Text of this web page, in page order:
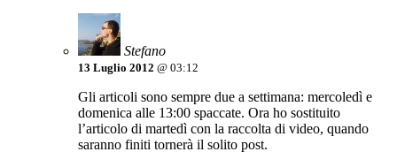
Stefano
13 Luglio 2012 @ 03:12
Gli articoli sono sempre due a settimana: mercoledì e
domenica alle 13:00 spaccate. Ora ho sostituito
l’articolo di martedì con la raccolta di video, quando
saranno finiti tornerà il solito post.